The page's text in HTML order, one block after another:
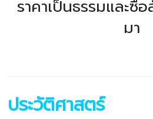
ราคาเป็นธรรมและซื่
มา
ประวัติศาสตร์